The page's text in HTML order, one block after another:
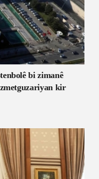
bi zimanê
kir